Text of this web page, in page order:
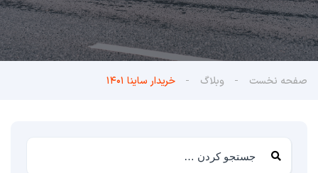
صفحه نخست وبلاگ خریدار ساینا ۱۴۰۱